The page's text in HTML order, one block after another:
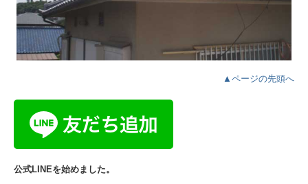
▲ページの先頭へ
公式LINEを始めました。